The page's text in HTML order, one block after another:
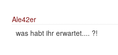
Ale42er
was habt ihr erwartet.... ?!